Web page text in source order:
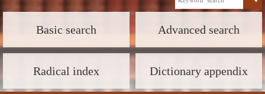
Basic search Advanced search
Radical index Dictionary appendix